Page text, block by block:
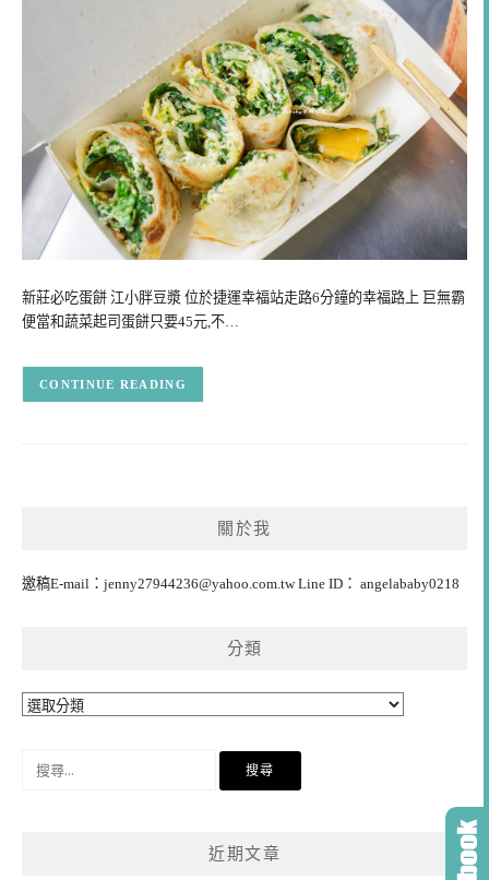
新莊必吃蛋餅 江小胖豆漿 位於捷運幸福站走路6分鐘的幸福路上 巨無霸
便當和蔬菜起司蛋餅只要45元,不…
CONTINUE READING
關於我
邀稿E-mail： jenny27944236@yahoo.com.twLine ID： angelababy0218
分類
分
近期文章